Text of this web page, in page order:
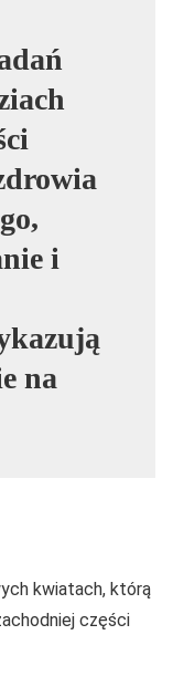
i
na
kwiatach, którą
części